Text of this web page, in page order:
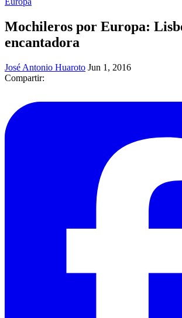
Mochileros por Europa:
encantadora
José Antonio Huaroto Jun 1, 2016
Compartir: